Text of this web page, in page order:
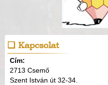
Kapcsolat
Cím:
2713 Csemő
Szent István út 32-34.